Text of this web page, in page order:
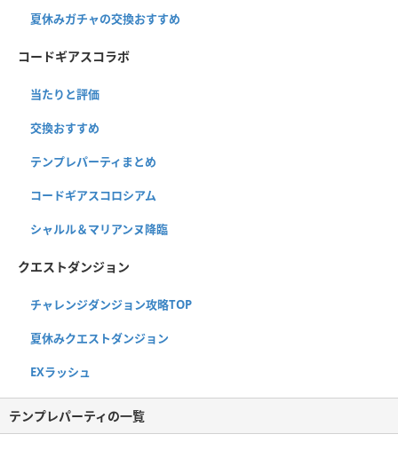
夏休みガチャの交換おすすめ
コードギアスコラボ
当たりと評価
交換おすすめ
テンプレパーティまとめ
コードギアスコロシアム
シャルル＆マリアンヌ降臨
クエストダンジョン
チャレンジダンジョン攻略TOP
夏休みクエストダンジョン
EXラッシュ
テンプレパーティの一覧